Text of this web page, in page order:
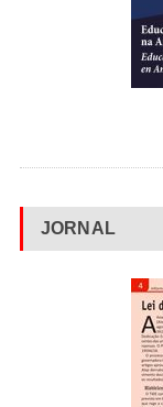
JORNAL